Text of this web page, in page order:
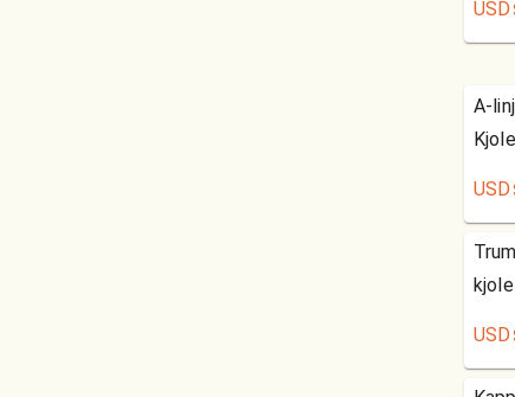
USD
A-
Kjole
USD
kjole
USD